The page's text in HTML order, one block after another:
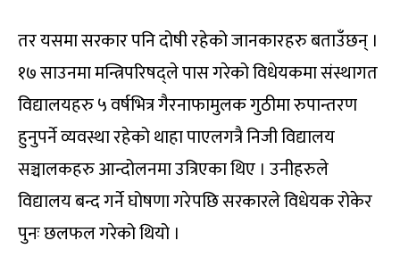
तर यसमा सरकार पनि दोषी रहेको जानकारहरु बताउँछन् ।
१७ साउनमा मन्त्रिपरिषद्ले पास गरेको विधेयकमा संस्थागत
विद्यालयहरु ५ वर्षभित्र गैरनाफामुलक गुठीमा रुपान्तरण
हुनुपर्ने व्यवस्था रहेको थाहा पाएलगत्रै निजी विद्यालय
सञ्चालकहरु आन्दोलनमा उत्रिएका थिए । उनीहरुले
विद्यालय बन्द गर्ने घोषणा गरेपछि सरकारले विधेयक रोकेर
पुनः छलफल गरेको थियो ।